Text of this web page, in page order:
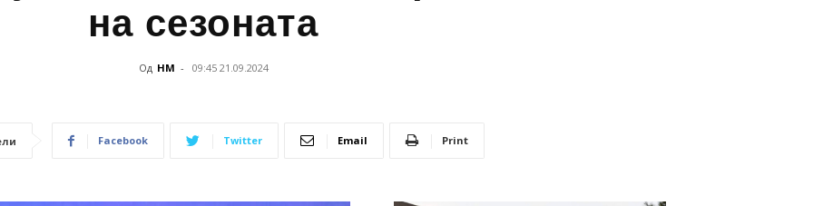
на сезоната
Од НМ - 09:45 21.09.2024
Facebook Twitter Email Print